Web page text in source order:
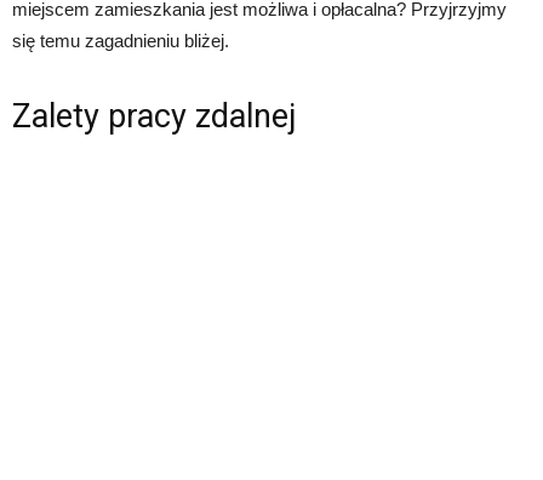
miejscem zamieszkania jest możliwa i opłacalna? Przyjrzyjmy
się temu zagadnieniu bliżej.
Zalety pracy zdalnej